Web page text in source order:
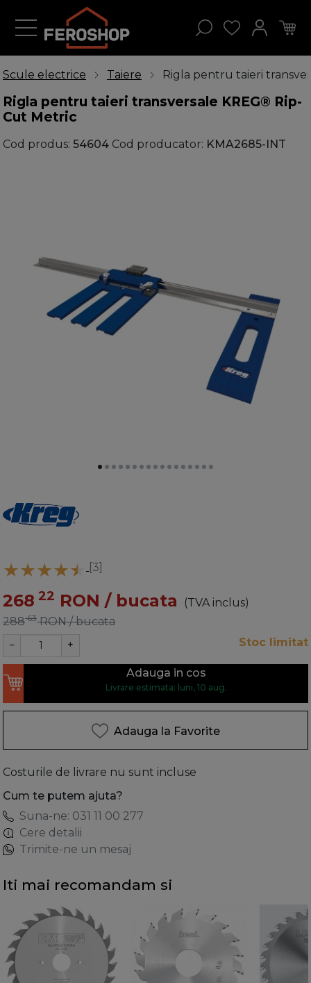
Scule electrice Taiere Rigla pentru taieri
Rigla pentru taieri transversale KREG® Rip-
Cut Metric
Cod produs: 54604 Cod producator: KMA2685-INT
[3]
268 22 RON / bucata
(TVA inclus)
28863 RON / bucata
Stoc limitat
− +
Adauga in cos
Livrare estimata: luni, 10 aug.
Adauga la Favorite
Costurile de livrare nu sunt incluse
Cum te putem ajuta?
Suna-ne: 031 11 00 277
Cere detalii
Trimite-ne un mesaj
Iti mai recomandam si